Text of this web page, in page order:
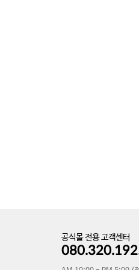
공식몰 전용 고객센터